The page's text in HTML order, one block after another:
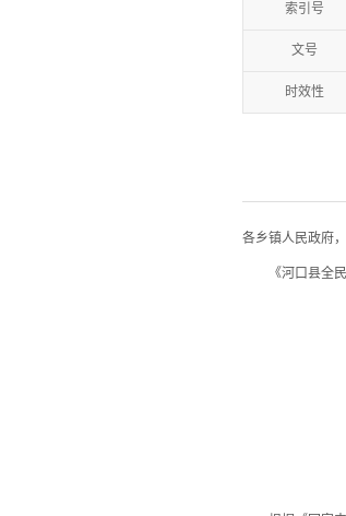
索引号
文号
时效性
各乡镇人民政府
《河口县全民